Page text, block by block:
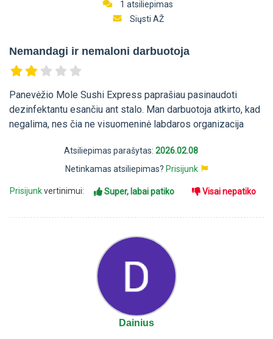
1 atsiliepimas
Siųsti AŽ
Nemandagi ir nemaloni darbuotoja
Panevėžio Mole Sushi Express paprašiau pasinaudoti
dezinfektantu esančiu ant stalo. Man darbuotoja atkirto, kad
negalima, nes čia ne visuomeninė labdaros organizacija
Atsiliepimas parašytas: 2026.02.08
Netinkamas atsiliepimas? Prisijunk
Prisijunkvertinimui: Super, labai patiko Visai nepatiko
Dainius